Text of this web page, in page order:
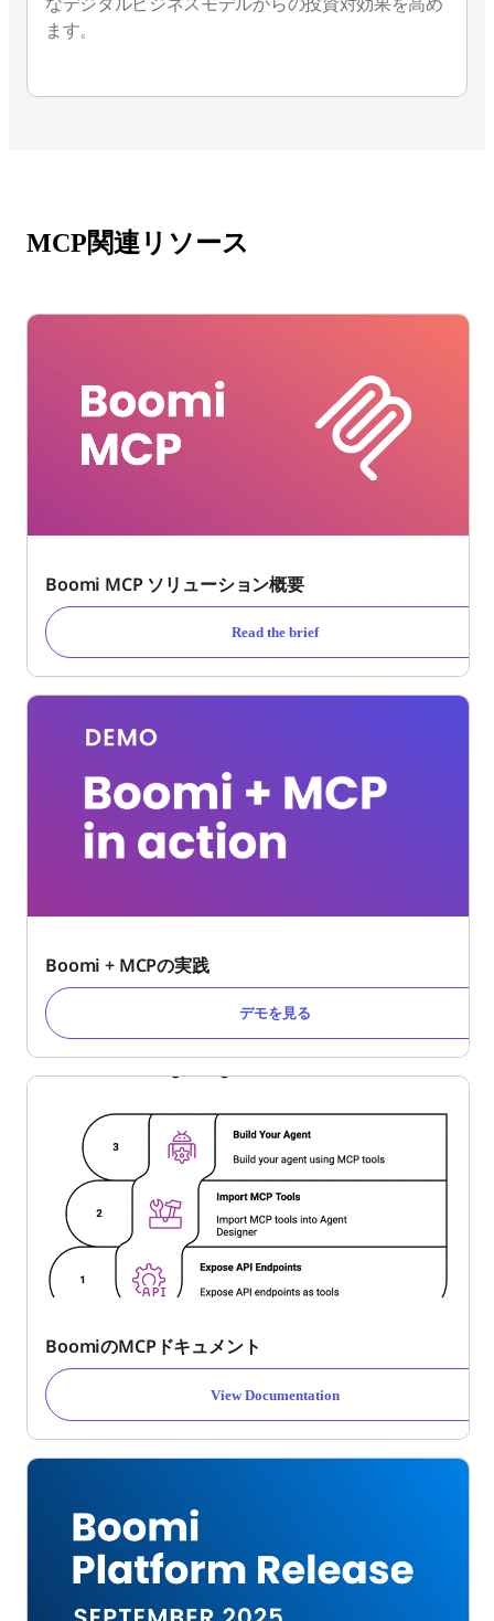
ます。
MCP関連リソース
Boomi MCP ソリューション概要
Read the brief
Boomi + MCPの実践
デモを見る
BoomiのMCPドキュメント
View Documentation